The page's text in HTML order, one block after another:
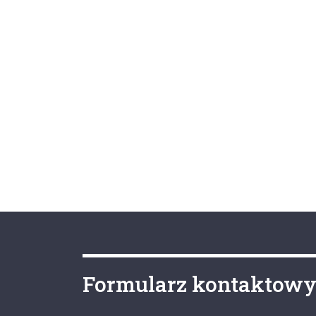
Formularz kontaktowy